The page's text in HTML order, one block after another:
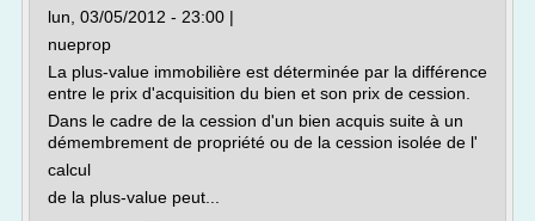
lun, 03/05/2012 - 23:00 |
nueprop
La plus-value immobilière est déterminée par la différence
entre le prix d'acquisition du bien et son prix de cession.
Dans le cadre de la cession d'un bien acquis suite à un
démembrement de propriété ou de la cession isolée de l'
calcul
de la plus-value peut...